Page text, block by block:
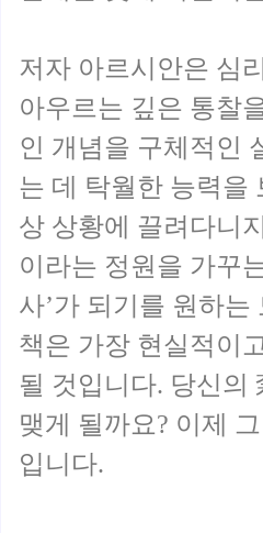
저자 아르시안은 심
아우르는 깊은 통찰
인 개념을 구체적인
는 데 탁월한 능력을
상 상황에 끌려다니
이라는 정원을 가꾸
사’가 되기를 원하는
책은 가장 현실적이
될 것입니다. 당신의
맺게 될까요? 이제